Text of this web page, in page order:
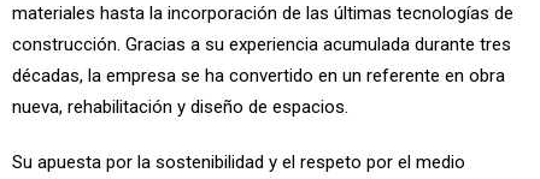
materiales hasta la incorporación de las últimas tecnologías de
construcción. Gracias a su experiencia acumulada durante tres
décadas, la empresa se ha convertido en un referente en obra
nueva, rehabilitación y diseño de espacios.
Su apuesta por la sostenibilidad y el respeto por el medio